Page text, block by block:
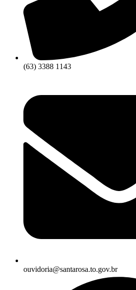
(63) 3388 1143
ouvidoria@santarosa.to.gov.br